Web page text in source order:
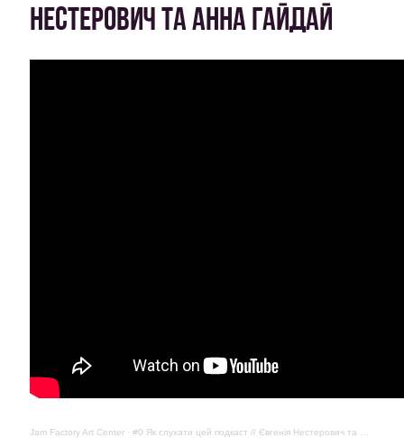
НЕСТЕРОВИЧ ТА АННА ГАЙДАЙ
Jam Factory Art Center· #0 Як слухати цей подкаст // Євгенія Нестерович та Анна Гайдай